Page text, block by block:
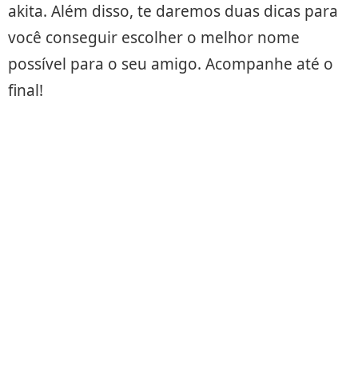
akita. Além disso, te daremos duas dicas para
você conseguir escolher o melhor nome
possível para o seu amigo. Acompanhe até o
final!